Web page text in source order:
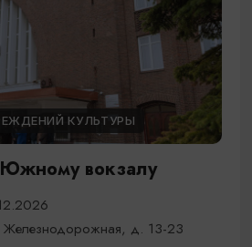
КУЛЬТУРЫ
вокзалу
Железнодорожная, д. 13-23